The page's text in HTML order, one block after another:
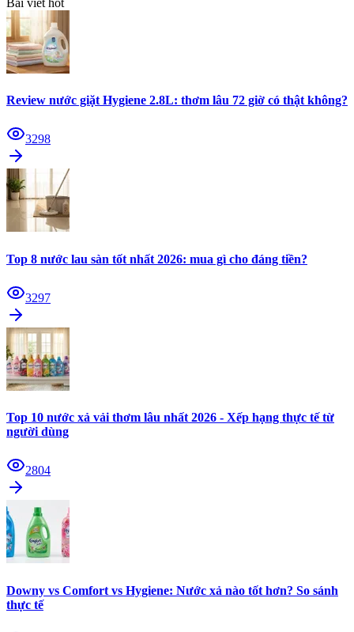
Review nước giặt Hygiene 2.8L: thơm lâu 72 giờ có thật không?
3298
Top 8 nước lau sàn tốt nhất 2026: mua gì cho đáng tiền?
3297
Top 10 nước xả vải thơm lâu nhất 2026 - Xếp hạng thực tế từ
người dùng
2804
Downy vs Comfort vs Hygiene: Nước xả nào tốt hơn? So sánh
thực tế